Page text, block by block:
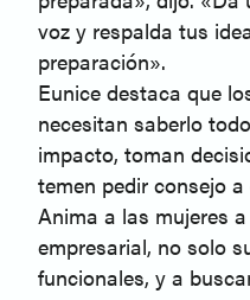
voz y respalda tus
preparación».
Eunice destaca que
necesitan saberlo
impacto, toman
temen pedir consejo
Anima a las mujeres
empresarial, no solo
funcionales, y a